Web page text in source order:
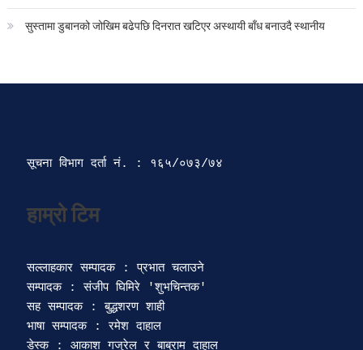
सुस्तामा डुबानको जोखिम बढेपछि दिनरात खटिएर अस्थायी बाँध बनाउदै स्थानीय
सूचना विभाग दर्ता‍ नं. : १६५/०७३/७४
हाम्रो टिम
सल्लाहकार सम्पादक : प्रभात चलाउने
सम्पादक : संजीप घिमिरे 'शुभचिन्तक'
सह सम्पादक : बुद्धशरण शाही
भाषा सम्पादक : रमेश दाहाल
डेस्क : आकाश गजुरेल र बाबुराम दाहाल